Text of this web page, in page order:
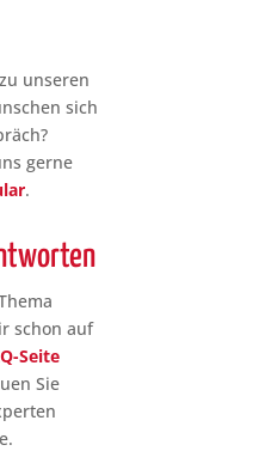
unseren
sich
gerne
.
schon auf
Seite
Sie